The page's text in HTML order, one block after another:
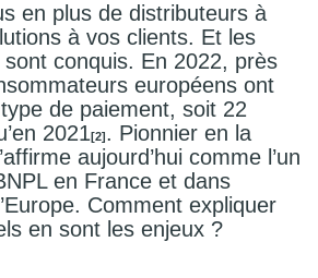
en plus de distributeurs à
à vos clients. Et les
conquis. En 2022, près
européens ont
de paiement, soit 22
2021[2]. Pionnier en la
aujourd’hui comme l’un
en France et dans
Comment expliquer
en sont les enjeux ?